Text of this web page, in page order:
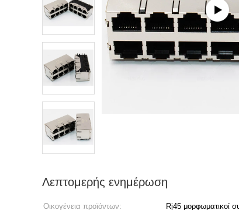
Λεπτομερής ενημέρωση
Οικογένεια προϊόντων: Rj45 μορφωματικοί